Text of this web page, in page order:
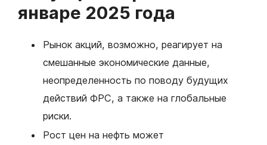
январе 2025 года
Рынок акций, возможно, реагирует на
смешанные экономические данные,
неопределенность по поводу будущих
действий ФРС, а также на глобальные
риски.
Рост цен на нефть может